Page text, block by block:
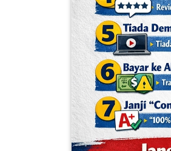
PENDIDIKAN(19)